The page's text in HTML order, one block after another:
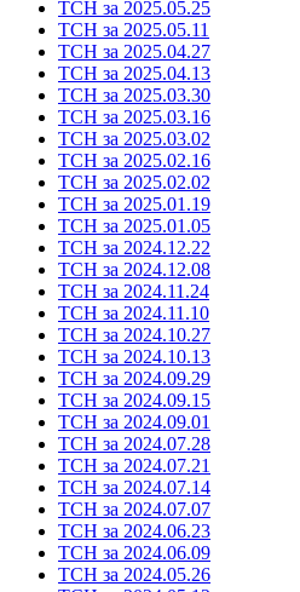
ТСН за 2025.05.25
ТСН за 2025.05.11
ТСН за 2025.04.27
ТСН за 2025.04.13
ТСН за 2025.03.30
ТСН за 2025.03.16
ТСН за 2025.03.02
ТСН за 2025.02.16
ТСН за 2025.02.02
ТСН за 2025.01.19
ТСН за 2025.01.05
ТСН за 2024.12.22
ТСН за 2024.12.08
ТСН за 2024.11.24
ТСН за 2024.11.10
ТСН за 2024.10.27
ТСН за 2024.10.13
ТСН за 2024.09.29
ТСН за 2024.09.15
ТСН за 2024.09.01
ТСН за 2024.07.28
ТСН за 2024.07.21
ТСН за 2024.07.14
ТСН за 2024.07.07
ТСН за 2024.06.23
ТСН за 2024.06.09
ТСН за 2024.05.26